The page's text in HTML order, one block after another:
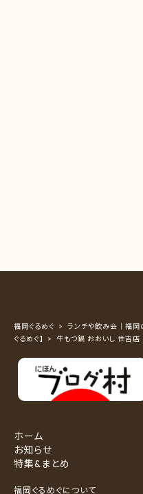
福岡ぐるめぐ
ランチや飲み会｜福岡
ぐるめぐ】
牛もつ鍋 おおいし 住吉店
ホーム
お知らせ
特集&まとめ
福岡ぐるめぐについて